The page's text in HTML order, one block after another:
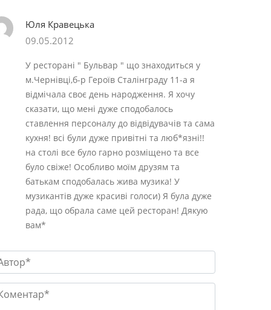
Юля Кравецька
09.05.2012
У ресторані " Бульвар " що знаходиться у
м.Чернівці,б-р Героїв Сталінграду 11-а я
відмічала своє день народження. Я хочу
сказати, що мені дуже сподобалось
ставлення персоналу до відвідувачів та сама
кухня! всі були дуже привітні та люб*язні!!
на столі все було гарно розміщено та все
було свіже! Особливо моїм друзям та
батькам сподобалась жива музика! У
музикантів дуже красиві голоси) Я була дуже
рада, що обрала саме цей ресторан! Дякую
вам*